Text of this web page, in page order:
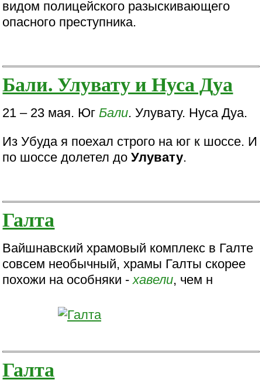
видом полицейского разыскивающего
опасного преступника.
Бали. Улувату и Нуса Дуа
21 – 23 мая. ЮгБали. Улувату. Нуса Дуа.
Из Убуда я поехал строго на юг к шоссе. И
по шоссе долетел до Улувату.
Галта
Вайшнавский храмовый комплекс в Галте
совсем необычный, храмы Галты скорее
похожи на особняки -хавели, чем н
Галта